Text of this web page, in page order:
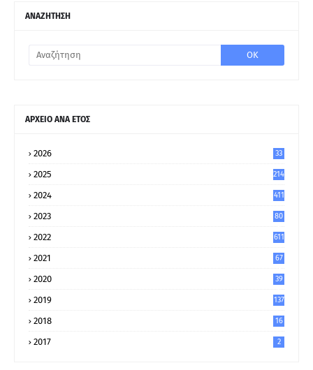
ΑΝΑΖΗΤΗΣΗ
ΑΡΧΕΙΟ ΑΝΑ ΕΤΟΣ
2026 33
2025 214
2024 411
2023
80
2022 611
2021
67
2020
39
2019 137
2018 16
2017 2